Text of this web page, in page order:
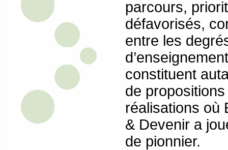
parcours,
défavorisés,
entre les
constituent
de
réalisations où
& Devenir a
de pionnier.